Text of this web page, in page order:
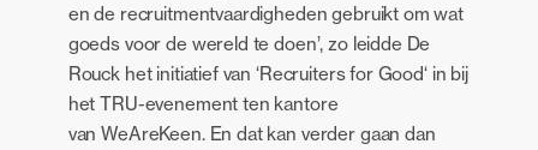
en de recruitmentvaardigheden gebruikt om wat
goeds voor de wereld te doen’, zo leidde De
Rouck het initiatief van ‘Recruiters for Good‘ in bij
het TRU-evenement ten kantore
van WeAreKeen. En dat kan verder gaan dan